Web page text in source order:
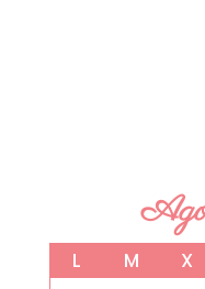
L M X